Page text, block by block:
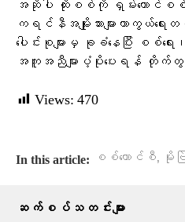
အဆိုပါ ထိုးစစ်ကို ရှမ်းတောင်
ကရင်နီအမျိုးသားများကာကွယ်ရေ
ပေါင်းစုများမှ ခုခံနေပြီး စစ်ရ
အကူအညီများပံ့ပိုးပေးရန် တိုက်တွ
Views: 470
In this article: စစ်ကောင်စီ, မိုး
ဆက်စပ်သတင်းများ